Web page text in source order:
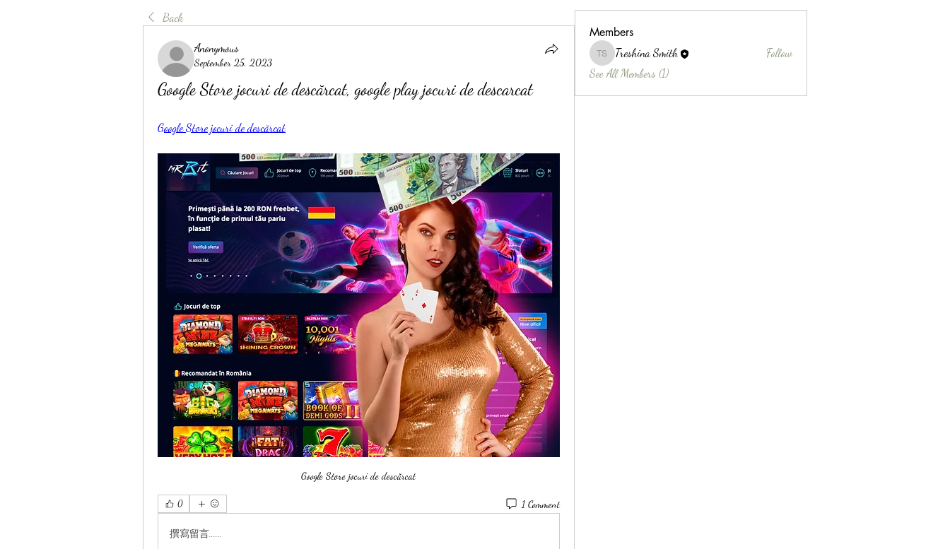
Back
Anonymous
September 25, 2023
Google Store jocuri de descărcat, google play jocuri de descarcat
Google Store jocuri de descărcat
Google Store jocuri de descărcat
0 1 Comment
撰寫留言......
Members
Treshina Smith
Treshina Smith
Follow
See All Members (1)